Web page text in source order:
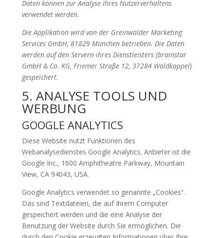
Daten können zur Analyse Ihres Nutzerverhaltens
verwendet werden.
Die Applikation wird von der Greinwalder Marketing
Services GmbH, 81829 München betrieben. Die Daten
werden auf den Servern ihres Dienstleisters (brainstar
GmbH & Co. KG, Friemer Straße 12, 37284 Waldkappel)
gespeichert.
5. ANALYSE TOOLS UND
WERBUNG
GOOGLE ANALYTICS
Diese Website nutzt Funktionen des
Webanalysedienstes Google Analytics. Anbieter ist die
Google Inc., 1600 Amphitheatre Parkway, Mountain
View, CA 94043, USA.
Google Analytics verwendet so genannte „Cookies“.
Das sind Textdateien, die auf Ihrem Computer
gespeichert werden und die eine Analyse der
Benutzung der Website durch Sie ermöglichen. Die